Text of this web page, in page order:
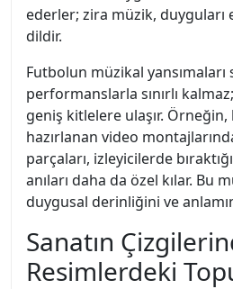
ederler; zira müzik, duyguları
dildir.
Futbolun müzikal yansımaları
performanslarla sınırlı
geniş kitlelere ulaşır.
hazırlanan video
parçaları, izleyicilerde
anıları daha da özel kılar. Bu
duygusal derinliğini ve
Sanatın
Resimlerdeki